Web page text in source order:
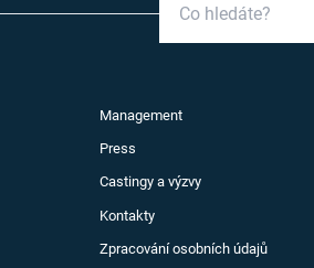
Management
Press
Castingy a výzvy
Kontakty
Zpracování osobních údajů